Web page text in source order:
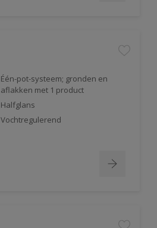
Één-pot-systeem; gronden en
aflakken met 1 product
Halfglans
Vochtregulerend